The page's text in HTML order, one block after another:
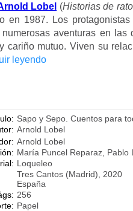
Lobel (Historias de
en 1987. Los
aventuras en las
cariño mutuo. Viven su
leyendo
Sapo y Sepo. Cuentos para
Arnold Lobel
Arnold Lobel
María Puncel Reparaz Pablo
Loqueleo
Tres Cantos (Madrid), 2020
España
256
Papel